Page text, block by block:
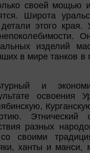
своей мощью
Широта
этого края.
изделий
в мире танков в
и
освоения
Этнический
разных
своими
ханты и манси,